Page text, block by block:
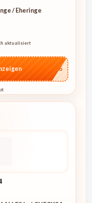
/ Eheringe
aktualisiert
…IT26